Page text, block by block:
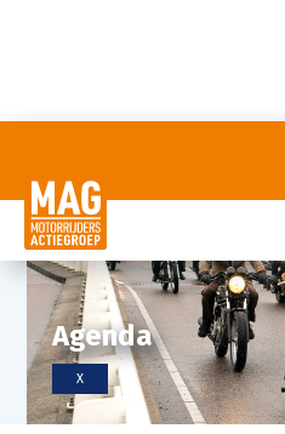
Agenda
X